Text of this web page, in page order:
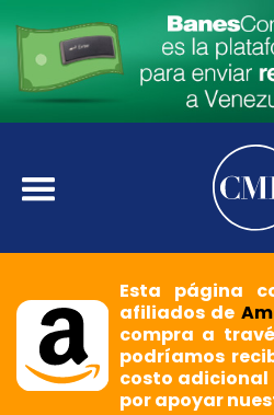
Esta página
afiliados de
compra a
podríamos
costo adicional
por apoyar